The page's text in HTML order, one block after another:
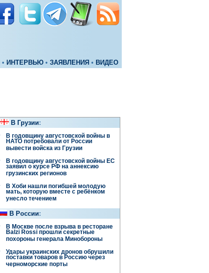
• ИНТЕРВЬЮ • ЗАЯВЛЕНИЯ • ВИДЕО
В Грузии:
В годовщину августовской войны в
НАТО потребовали от России
вывести войска из Грузии
В годовщину августовской войны ЕС
заявил о курсе РФ на аннексию
грузинских регионов
В Хоби нашли погибшей молодую
мать, которую вместе с ребёнком
унесло течением
В России:
В Москве после взрыва в ресторане
Balzi Rossi прошли секретные
похороны генерала Минобороны
Удары украинских дронов обрушили
поставки товаров в Россию через
черноморские порты